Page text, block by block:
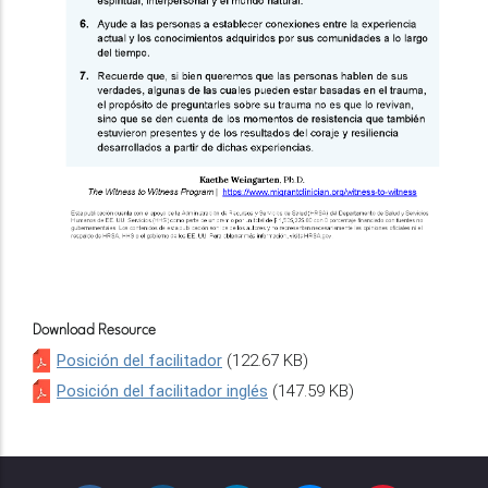
Download Resource
Posición del facilitador (122.67 KB)
Posición del facilitador inglés (147.59 KB)